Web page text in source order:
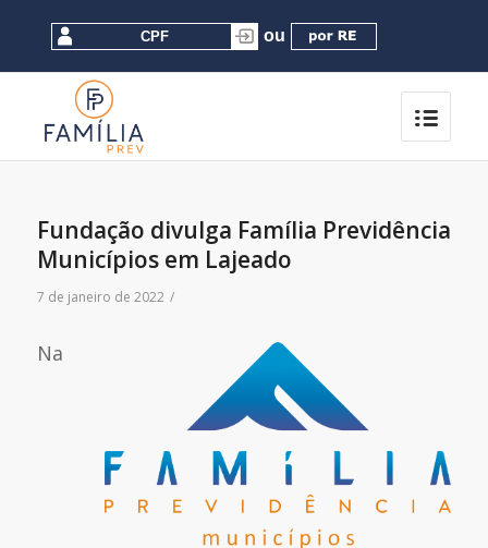
Fundação divulga Família Previdência
Municípios em Lajeado
7 de janeiro de 2022 /
Na